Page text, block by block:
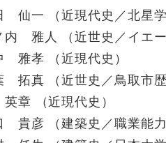
仙一 （近現代史／北星学
内 雅人 （近世史／イエー
雅孝 （近現代史）
拓真 （近世史／鳥取市歴
章 （近現代史）
貴彦 （建築史／職業能力